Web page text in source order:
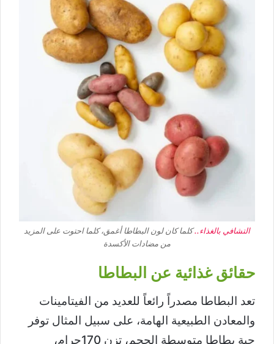
التشافي بالغذاء..كلما كان لون البطاطا أغمق، كلما احتوت على المزيد
من مضادات الأكسدة
حقائق غذائية عن البطاطا
تعد البطاطا مصدراً رائعاً للعديد من الفيتامينات
والمعادن الطبيعية الهامة، على سبيل المثال توفر
حبة بطاطا متوسطة الحجم، تزن 170جرام،